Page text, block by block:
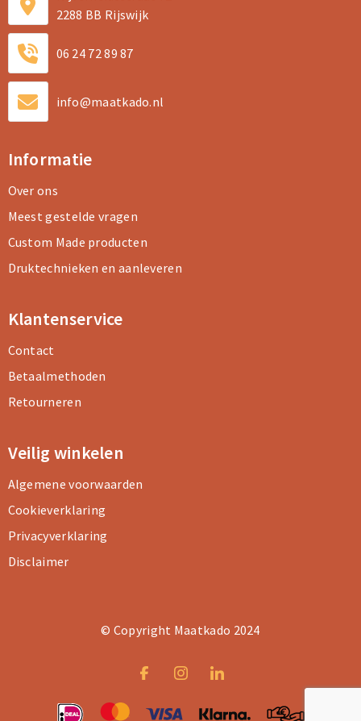
2288 BB Rijswijk
06 24 72 89 87
info@maatkado.nl
Informatie
Over ons
Meest gestelde vragen
Custom Made producten
Druktechnieken en aanleveren
Klantenservice
Contact
Betaalmethoden
Retourneren
Veilig winkelen
Algemene voorwaarden
Cookieverklaring
Privacyverklaring
Disclaimer
© Copyright Maatkado 2024